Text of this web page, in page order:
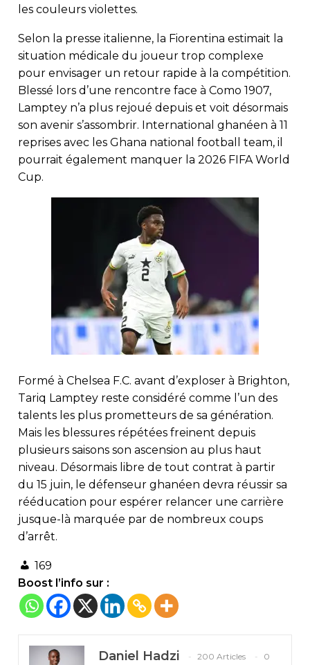
les couleurs violettes.
Selon la presse italienne, la Fiorentina estimait la
situation médicale du joueur trop complexe
pour envisager un retour rapide à la compétition.
Blessé lors d’une rencontre face à Como 1907,
Lamptey n’a plus rejoué depuis et voit désormais
son avenir s’assombrir. International ghanéen à 11
reprises avec les Ghana national football team, il
pourrait également manquer la 2026 FIFA World
Cup.
Formé à Chelsea F.C. avant d’exploser à Brighton,
Tariq Lamptey reste considéré comme l’un des
talents les plus prometteurs de sa génération.
Mais les blessures répétées freinent depuis
plusieurs saisons son ascension au plus haut
niveau. Désormais libre de tout contrat à partir
du 15 juin, le défenseur ghanéen devra réussir sa
rééducation pour espérer relancer une carrière
jusque-là marquée par de nombreux coups
d’arrêt.
169
Boost l’info sur :
Daniel Hadzi 200 Articles
0